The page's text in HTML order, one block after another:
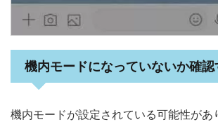
機内モードになっていないか確認
機内モードが設定されている可能性があ